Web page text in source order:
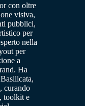
con oltre
visiva,
pubblici,
per
nella
per
a
Ha
curando
toolkit e